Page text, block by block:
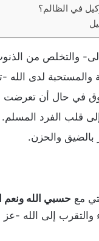
في الظالم؟
والتخلص من
والمستحبة لدى الله -
في حال أن تعرضت
قلب الفرد المسلم.
والحزن.
مع حسبي الله ونعم
والتقرب إلى الله -